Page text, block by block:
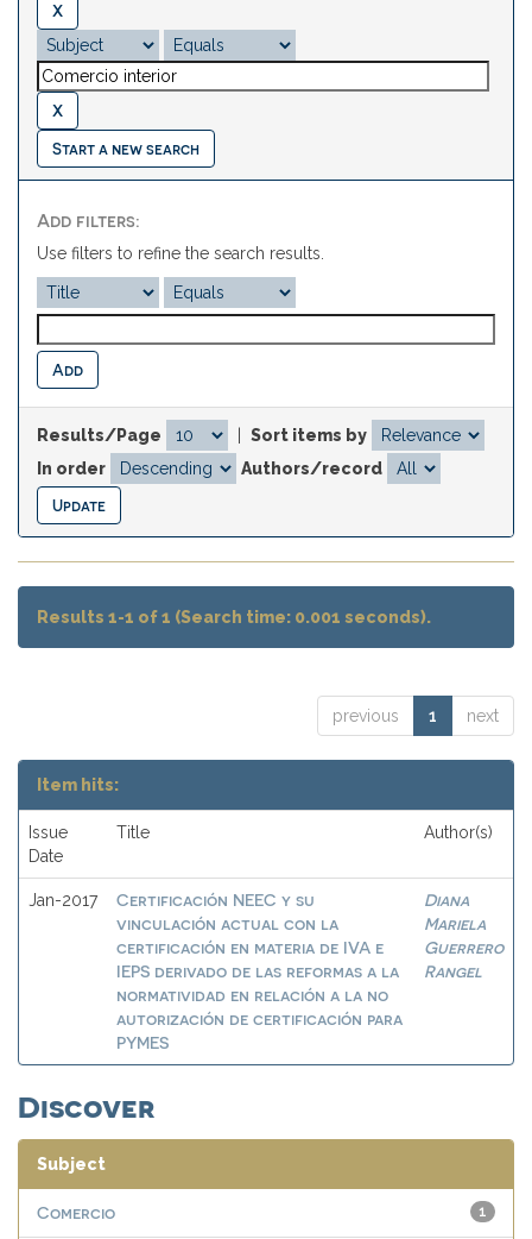
Start a new search
Add filters:
Use filters to refine the search results.
Results/Page
Sort items by
In order
Authors/record
Results 1-1 of 1 (Search time: 0.001 seconds).
previous 1 next
Item hits:
Issue
Date
Title Author(s)
Jan-2017
Certificación NEEC y su
vinculación actual con la
certificación en materia de IVA e
IEPS derivado de las reformas a la
normatividad en relación a la no
autorización de certificación para
PYMES
Diana
Mariela
Guerrero
Rangel
Discover
Subject
1
Comercio